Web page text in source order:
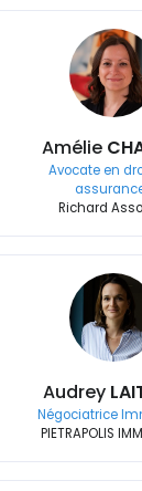
Amélie
Avocate en
Richard
Audrey
Négociatrice
PIETRAPOLIS